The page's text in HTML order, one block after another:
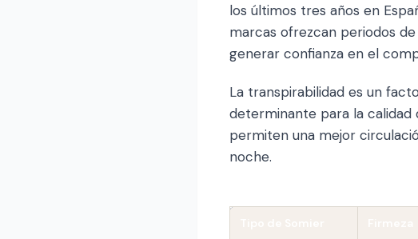
los últimos tres años en
marcas ofrezcan periodos
generar confianza en el
La transpirabilidad es un
determinante para la calidad
permiten una mejor
noche.